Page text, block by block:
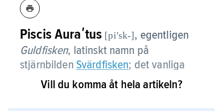
Piscis Auraʹtus [piʹsk-], egentligen
Guldfisken, latinskt namn på
stjärnbilden Svärdfisken; det vanliga
vetenskapliga namnet är dockDorado
Vill du komma åt hela artikeln?